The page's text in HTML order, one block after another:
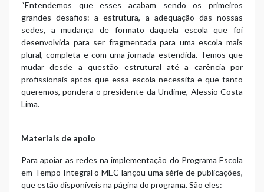
“Entendemos que esses acabam sendo os primeiros
grandes desafios: a estrutura, a adequação das nossas
sedes, a mudança de formato daquela escola que foi
desenvolvida para ser fragmentada para uma escola mais
plural, completa e com uma jornada estendida. Temos que
mudar desde a questão estrutural até a carência por
profissionais aptos que essa escola necessita e que tanto
queremos, pondera o presidente da Undime, Alessio Costa
Lima.
Materiais de apoio
Para apoiar as redes na implementação do Programa Escola
em Tempo Integral o MEC lançou uma série de publicações,
que estão disponíveis na página do programa. São eles: